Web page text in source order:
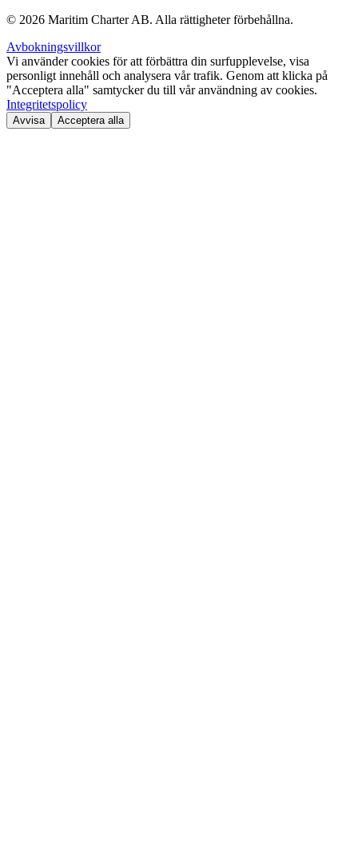
© 2026 Maritim Charter AB. Alla rättigheter förbehållna.
Avbokningsvillkor
Vi använder cookies för att förbättra din surfupplevelse, visa
personligt innehåll och analysera vår trafik. Genom att klicka på
"Acceptera alla" samtycker du till vår användning av cookies.
Integritetspolicy
Avvisa Acceptera alla